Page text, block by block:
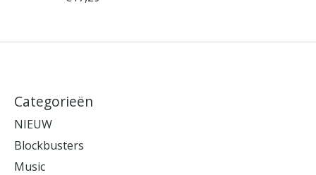
Categorieën
NIEUW
Blockbusters
Music